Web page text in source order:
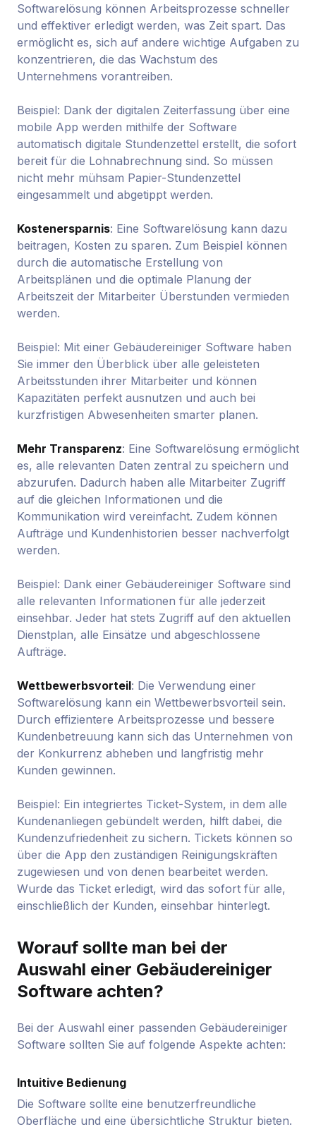
Softwarelösung können Arbeitsprozesse schneller
und effektiver erledigt werden, was Zeit spart. Das
ermöglicht es, sich auf andere wichtige Aufgaben zu
konzentrieren, die das Wachstum des
Unternehmens vorantreiben.
Beispiel: Dank der digitalen Zeiterfassung über eine
mobile App werden mithilfe der Software
automatisch digitale Stundenzettel erstellt, die sofort
bereit für die Lohnabrechnung sind. So müssen
nicht mehr mühsam Papier-Stundenzettel
eingesammelt und abgetippt werden.
Kostenersparnis: Eine Softwarelösung kann dazu
beitragen, Kosten zu sparen. Zum Beispiel können
durch die automatische Erstellung von
Arbeitsplänen und die optimale Planung der
Arbeitszeit der Mitarbeiter Überstunden vermieden
werden.
Beispiel: Mit einer Gebäudereiniger Software haben
Sie immer den Überblick über alle geleisteten
Arbeitsstunden ihrer Mitarbeiter und können
Kapazitäten perfekt ausnutzen und auch bei
kurzfristigen Abwesenheiten smarter planen.
Mehr Transparenz: Eine Softwarelösung ermöglicht
es, alle relevanten Daten zentral zu speichern und
abzurufen. Dadurch haben alle Mitarbeiter Zugriff
auf die gleichen Informationen und die
Kommunikation wird vereinfacht. Zudem können
Aufträge und Kundenhistorien besser nachverfolgt
werden.
Beispiel: Dank einer Gebäudereiniger Software sind
alle relevanten Informationen für alle jederzeit
einsehbar. Jeder hat stets Zugriff auf den aktuellen
Dienstplan, alle Einsätze und abgeschlossene
Aufträge.
Wettbewerbsvorteil: Die Verwendung einer
Softwarelösung kann ein Wettbewerbsvorteil sein.
Durch effizientere Arbeitsprozesse und bessere
Kundenbetreuung kann sich das Unternehmen von
der Konkurrenz abheben und langfristig mehr
Kunden gewinnen.
Beispiel: Ein integriertes Ticket-System, in dem alle
Kundenanliegen gebündelt werden, hilft dabei, die
Kundenzufriedenheit zu sichern. Tickets können so
über die App den zuständigen Reinigungskräften
zugewiesen und von denen bearbeitet werden.
Wurde das Ticket erledigt, wird das sofort für alle,
einschließlich der Kunden, einsehbar hinterlegt.
Worauf sollte man bei der
Auswahl einer Gebäudereiniger
Software achten?
Bei der Auswahl einer passenden Gebäudereiniger
Software sollten Sie auf folgende Aspekte achten:
Intuitive Bedienung
Die Software sollte eine benutzerfreundliche
Oberfläche und eine übersichtliche Struktur bieten.